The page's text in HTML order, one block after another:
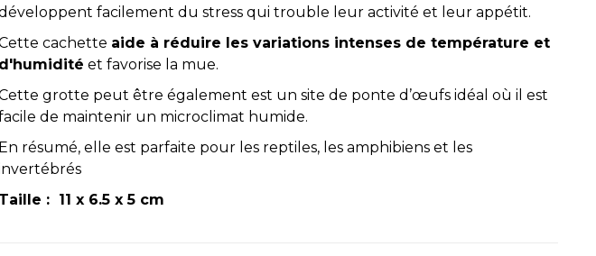
facilement du stress qui trouble leur activité et leur appétit.
cachette aide à réduire les variations intenses de température et
d'humidité et favorise la mue.
grotte peut être également est un site de ponte d’œufs idéal où il est
de maintenir un microclimat humide.
En résumé, elle est parfaite pour les reptiles, les amphibiens et les
Taille : 11 x 6.5 x 5 cm